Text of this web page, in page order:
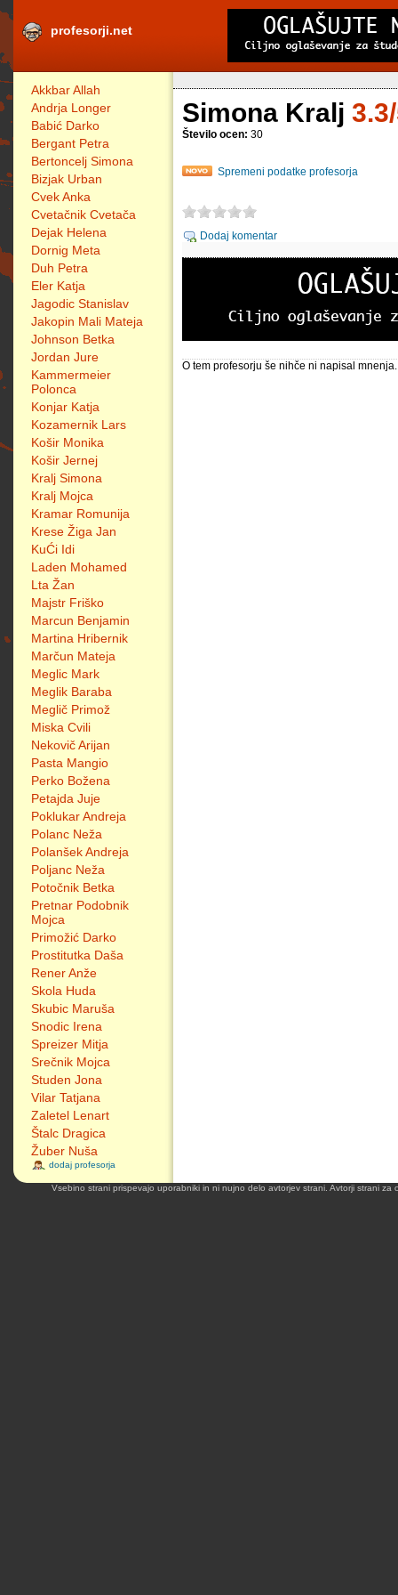
profesorji.net
Akkbar Allah
Andrja Longer
Babić Darko
Bergant Petra
Bertoncelj Simona
Bizjak Urban
Cvek Anka
Cvetačnik Cvetača
Dejak Helena
Dornig Meta
Duh Petra
Eler Katja
Jagodic Stanislav
Jakopin Mali Mateja
Johnson Betka
Jordan Jure
Kammermeier
Polonca
Konjar Katja
Kozamernik Lars
Košir Monika
Košir Jernej
Kralj Simona
Kralj Mojca
Kramar Romunija
Krese Žiga Jan
KuĆi Idi
Laden Mohamed
Lta Žan
Majstr Friško
Marcun Benjamin
Martina Hribernik
Marčun Mateja
Meglic Mark
Meglik Baraba
Meglič Primož
Miska Cvili
Nekovič Arijan
Pasta Mangio
Perko Božena
Petajda Juje
Poklukar Andreja
Polanc Neža
Polanšek Andreja
Poljanc Neža
Potočnik Betka
Pretnar Podobnik
Mojca
Primožić Darko
Prostitutka Daša
Rener Anže
Skola Huda
Skubic Maruša
Snodic Irena
Spreizer Mitja
Srečnik Mojca
Studen Jona
Vilar Tatjana
Zaletel Lenart
Štalc Dragica
Žuber Nuša
dodaj profesorja
Simona Kralj
Število ocen: 30
Spremeni podatke profesorja
Dodaj komentar
O tem profesorju še nihče ni napisal mnenja.
Vsebino strani prispevajo uporabniki in ni nujno delo avtorjev strani. Avtorji strani